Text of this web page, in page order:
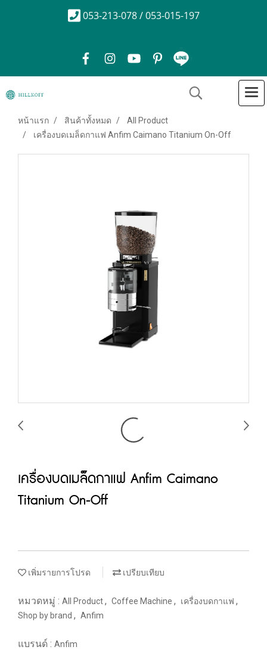
053-213-078 / 053-015-197
หน้าแรก สินค้าทั้งหมด
All Product
เครื่องบดเมล็ดกาแฟ Anfim Caimano Titanium On-Off
เครื่องบดเมล็ดกาแฟ Anfim Caimano
Titanium On-Off
เพิ่มรายการโปรด เปรียบเทียบ
หมวดหมู่ : All Product, Coffee Machine , เครื่องบดกาแฟ ,
Shop by brand , Anfim
แบรนด์ : Anfim